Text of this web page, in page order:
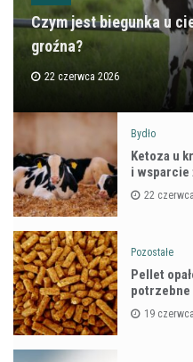
Czym jest biegunka u
groźna?
22 czerwca 2026
Bydło
Ketoza u
i wsparcie
22
Pozostałe
Pellet
19